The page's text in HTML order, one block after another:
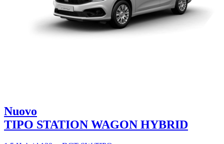
Nuovo
TIPO STATION WAGON HYBRID